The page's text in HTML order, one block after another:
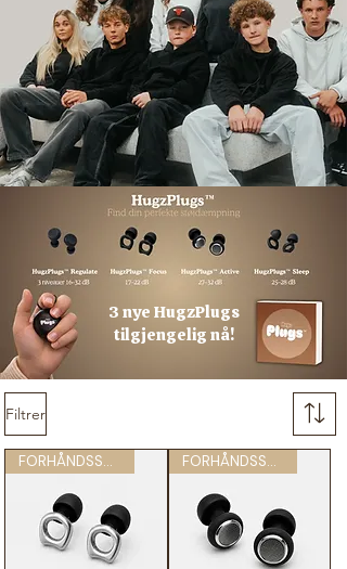
3 nye HugzPlugs
tilgjengelig nå!
Filtrer
FORHÅNDSSALG FORHÅNDSSALG